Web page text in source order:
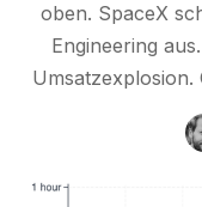
oben. SpaceX
Engineering
Umsatzexplosion.